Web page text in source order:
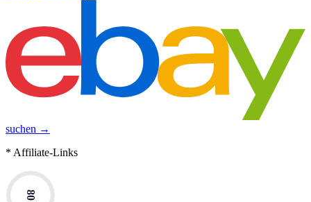
suchen →
* Affiliate-Links
80